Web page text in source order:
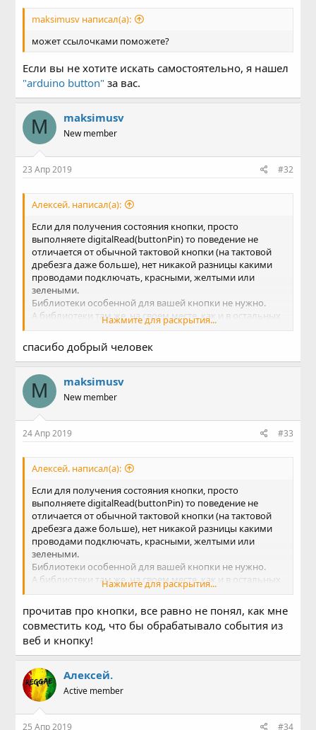
maksimusv написал(а):
может ссылочками поможете?
Если вы не хотите искать самостоятельно, я нашел
"arduino button" за вас.
M maksimusv
New member
23 Апр 2019 #32
Алексей. написал(а):
Если для получения состояния кнопки, просто
выполняете digitalRead(buttonPin) то поведение не
отличается от обычной тактовой кнопки (на тактовой
дребезга даже больше), нет никакой разницы какими
проводами подключать, красными, желтыми или
зелеными.
Библиотеки особенной для вашей кнопки не нужно.
А библиотеки там же, на своем месте, как и в остальных
случаях, на гитхабе, другого места я пока не знаю.
Если вы не хотите искать самостоятельно, я нашел
"arduino button"за вас.
Нажмите для раскрытия...
спасибо добрый человек
M maksimusv
New member
24 Апр 2019 #33
Алексей. написал(а):
Если для получения состояния кнопки, просто
выполняете digitalRead(buttonPin) то поведение не
отличается от обычной тактовой кнопки (на тактовой
дребезга даже больше), нет никакой разницы какими
проводами подключать, красными, желтыми или
зелеными.
Библиотеки особенной для вашей кнопки не нужно.
А библиотеки там же, на своем месте, как и в остальных
случаях, на гитхабе, другого места я пока не знаю.
"arduino button"за вас.
Нажмите для раскрытия...
прочитав про кнопки, все равно не понял, как мне
совместить код, что бы обрабатывало события из
веб и кнопку!
Алексей.
Active member
25 Апр 2019 #34